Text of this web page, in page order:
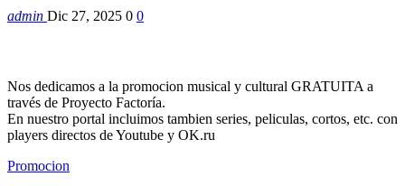
admin Dic 27, 2025 0 0
Nos dedicamos a la promocion musical y cultural GRATUITA a
través de Proyecto Factoría.
En nuestro portal incluimos tambien series, peliculas, cortos, etc. con
players directos de Youtube y OK.ru
Promocion